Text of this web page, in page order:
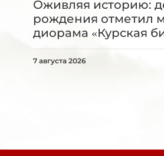
Оживляя историю:
рождения отметил
диорама «Курская
7 августа 2026